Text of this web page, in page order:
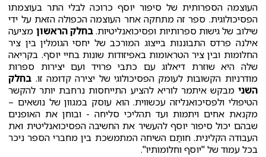
העוצמה הספרותית של סיפור יוסף כרוכה לבלי התר בעוצמתו
הפסיכולוגית. ספר זה מתחקה אחר העוצמה הכפולה הזאת על ידי
שילוב של גישות ספרותיות ופסיכואנליטיות.בחלק הראשון מציעה
אילנה פרדס התבוננות בייצוג המורכב של יחסי הגומלין בין ציר
החלומות ובין ציר הטראומות באפיזודות שונות בחיי יוסף. בקריאה
שלה היא שוזרת דיאלוג עם כתבי פרויד ועם יצירות ספרות
מודרניות הקשובות לעומק הפסיכולוגי של יצירה קדומה זו. בחלק
השני מבקש איתמר לוריא להציע התייחסות נרחבת יותר להקשר
הטיפולי ולפסיכואנליזה עכשווית. הוא עוסק במגוון של נושאים –
מקנאת אחים ויתמות ועד תהליכי סליחה - ובוחן את האופנים
שבהם יכול סיפור יוסף להעשיר את החשיבה הפסיכואנליטית ואת
העבודה הקלינית. חותַם השיחה המתמשכת בין מחברי הספר ניכר
בכל עמוד של "יוסף וחלומותיו".